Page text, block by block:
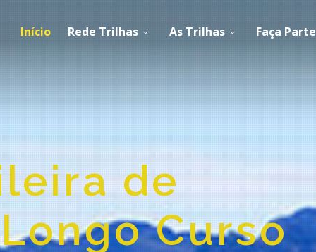
Início Rede Trilhas As Trilhas Faça Parte
de
Curso